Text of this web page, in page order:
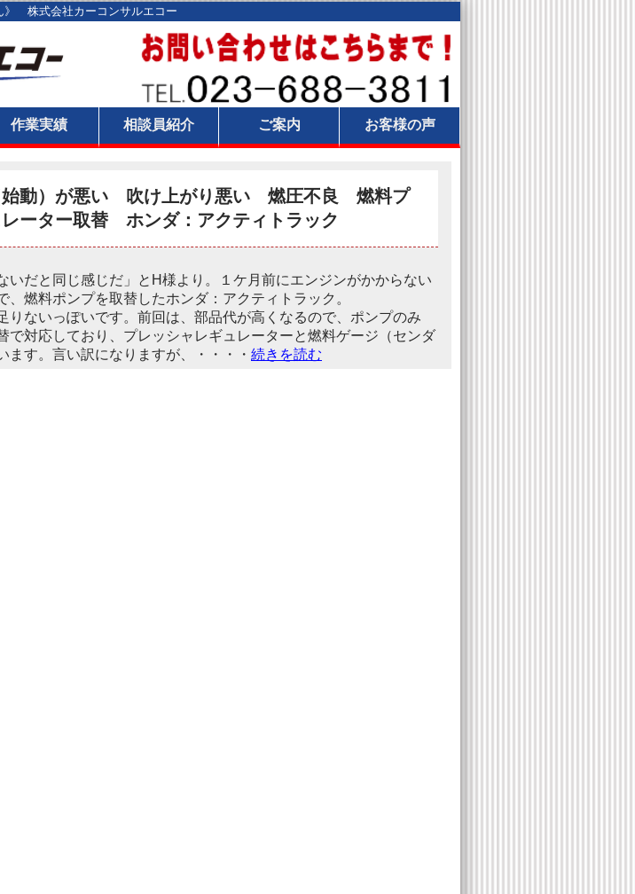
》 株式会社カーコンサルエコー
作業実績 相談員紹介 ご案内 お客様の声
始動）が悪い 吹け上がり悪い 燃圧不良 燃料プ
レーター取替 ホンダ：アクティトラック
いだと同じ感じだ」とH様より。１ケ月前にエンジンがかからない
、燃料ポンプを取替したホンダ：アクティトラック。
りないっぽいです。前回は、部品代が高くなるので、ポンプのみ
で対応しており、プレッシャレギュレーターと燃料ゲージ（センダ
ます。言い訳になりますが、・・・・ 続きを読む